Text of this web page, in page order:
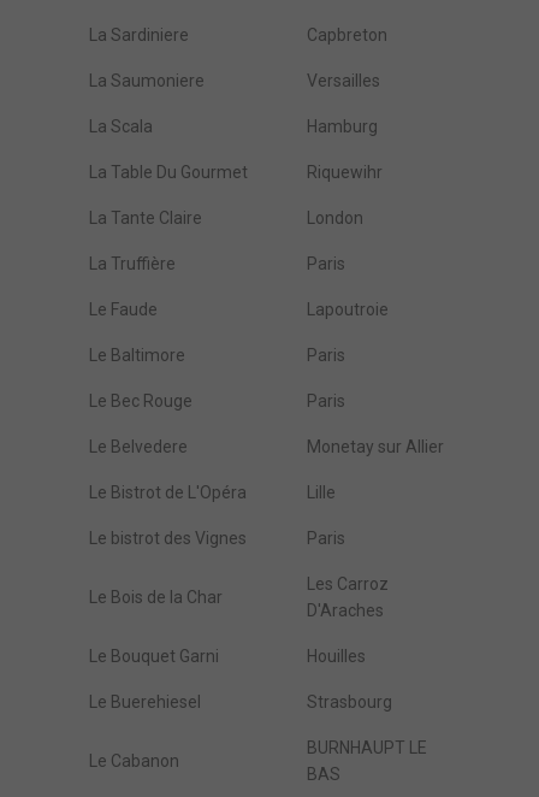
La Sardiniere Capbreton
La Saumoniere Versailles
La Scala Hamburg
La Table Du Gourmet Riquewihr
La Tante Claire London
La Truffière Paris
Le Faude Lapoutroie
Le Baltimore Paris
Le Bec Rouge Paris
Le Belvedere Monetay sur Allier
Le Bistrot de L'Opéra Lille
Le bistrot des Vignes Paris
Le Bois de la Char
Les Carroz
D'Araches
Le Bouquet Garni Houilles
Le Buerehiesel Strasbourg
Le Cabanon
BURNHAUPT LE
BAS